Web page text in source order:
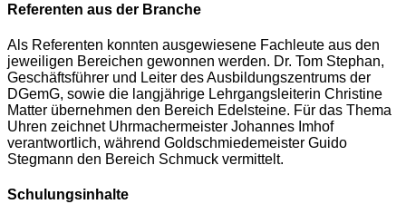
Referenten aus der Branche
Als Referenten konnten ausgewiesene Fachleute aus den
jeweiligen Bereichen gewonnen werden. Dr. Tom Stephan,
Geschäftsführer und Leiter des Ausbildungszentrums der
DGemG, sowie die langjährige Lehrgangsleiterin Christine
Matter übernehmen den Bereich Edelsteine. Für das Thema
Uhren zeichnet Uhrmachermeister Johannes Imhof
verantwortlich, während Goldschmiedemeister Guido
Stegmann den Bereich Schmuck vermittelt.
Schulungsinhalte